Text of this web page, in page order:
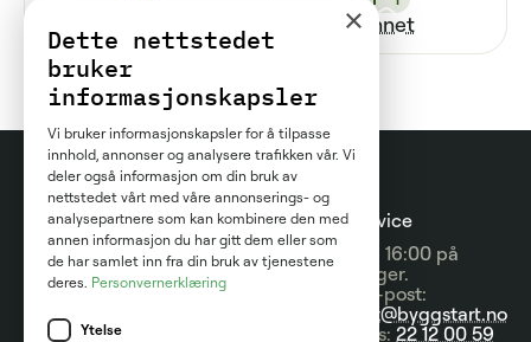
Annet
Prosjektguider
Prisguider
Artikler
Nyheter
For
entreprenører
Om tjenesten
Kundeservice
09:00 - 16:00 på
hverdager.
Send e-post:
kontakt@byggstart.no
Ring oss: 22 12 00 59
×
Dette nettstedet
bruker
informasjonskapsler
Vi bruker informasjonskapsler for å tilpasse
innhold, annonser og analysere trafikken vår. Vi
deler også informasjon om din bruk av
nettstedet vårt med våre annonserings- og
analysepartnere som kan kombinere den med
annen informasjon du har gitt dem eller som
de har samlet inn fra din bruk av tjenestene
deres. Personvernerklæring
Ytelse